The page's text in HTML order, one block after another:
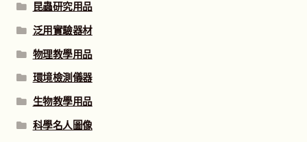
昆蟲研究用品
泛用實驗器材
物理教學用品
環境檢測儀器
生物教學用品
科學名人圖像